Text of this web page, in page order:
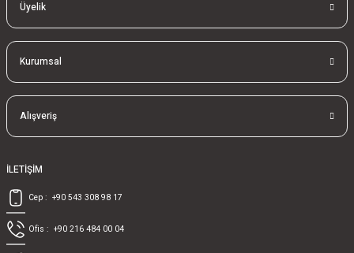
Üyelik
Kurumsal
Alışveriş
İLETİŞİM
Cep : +90 543 308 98 17
Ofis : +90 216 484 00 04